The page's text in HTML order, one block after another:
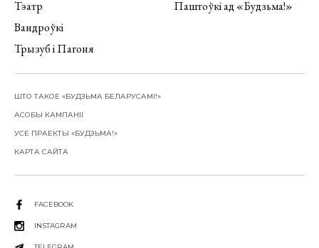
Тэатр
Вандроўкі
Трызуб і Пагоня
Паштоўкі ад «Будзьма!»
ШТО ТАКОЕ «БУДЗЬМА БЕЛАРУСАМІ!»
АСОБЫ КАМПАНІІ
УСЕ ПРАЕКТЫ «БУДЗЬМА!»
КАРТА САЙТА
FACEBOOK
INSTAGRAM